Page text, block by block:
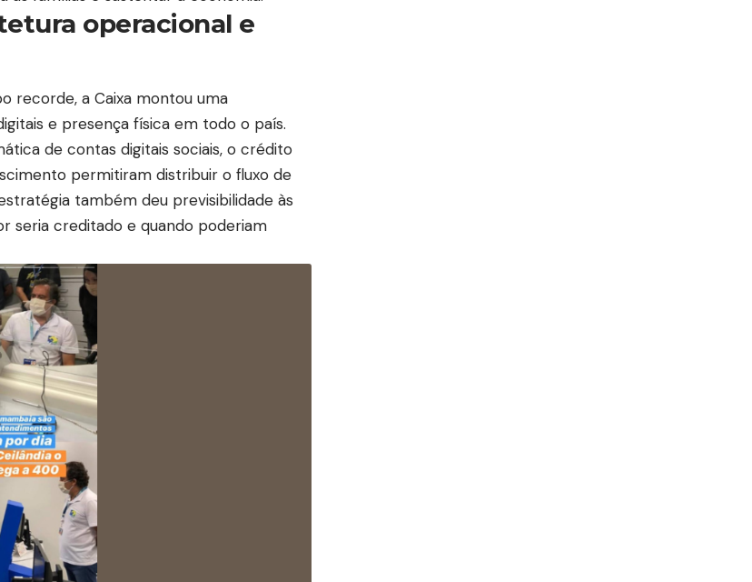
operacional e
recorde, a Caixa montou uma
e presença física em todo o país.
de contas digitais sociais, o crédito
permitiram distribuir o fluxo de
também deu previsibilidade às
seria creditado e quando poderiam